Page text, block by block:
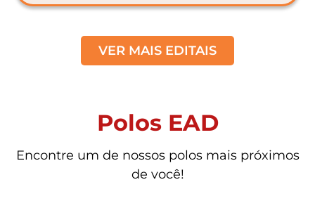
VER MAIS EDITAIS
Polos EAD
Encontre um de nossos polos mais próximos
de você!